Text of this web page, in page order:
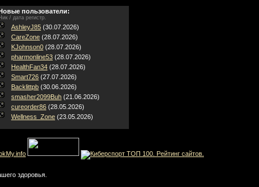
пользователи:
/ дата регистр.
AshleyJ85 (30.07.2026)
CareZone (28.07.2026)
KJohnson0 (28.07.2026)
pharmonline53 (28.07.2026)
HealthFan34 (28.07.2026)
Smart726 (27.07.2026)
Backlittpb (30.06.2026)
smasher2099Buh (21.06.2026)
cureorder86 (28.05.2026)
Wellness_Zone (23.05.2026)
здоровья.